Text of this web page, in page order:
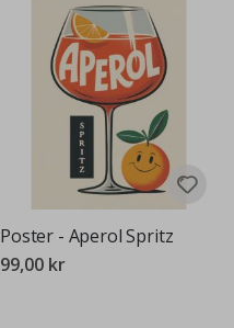
Poster - Aperol Spritz
99,00 kr